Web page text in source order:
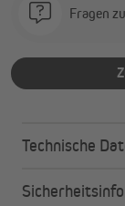
Fragen
Technische